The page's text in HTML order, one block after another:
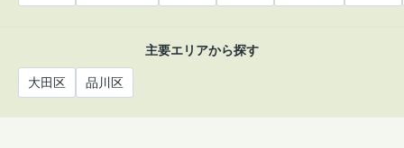
主要エリアから探す
大田区 品川区